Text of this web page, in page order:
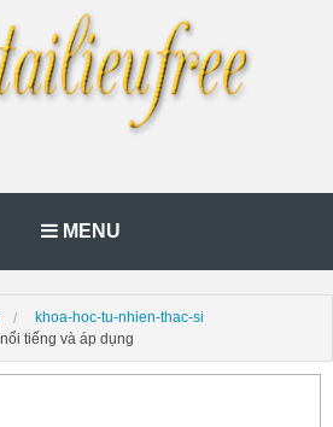
MENU
khoa-hoc-tu-nhien-thac-si
tiếng và áp dụng